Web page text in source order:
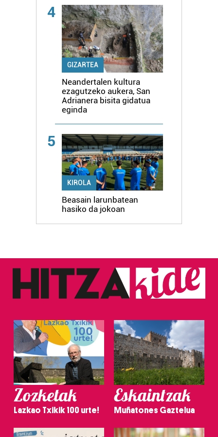
4
GIZARTEA
Neandertalen kultura
ezagutzeko aukera, San
Adrianera bisita gidatua
eginda
5
KIROLA
Beasain larunbatean
hasiko da jokoan
Zozketak
Lazkao Txikik 100 urte!
Eskaintzak
Muñatones Gaztelua